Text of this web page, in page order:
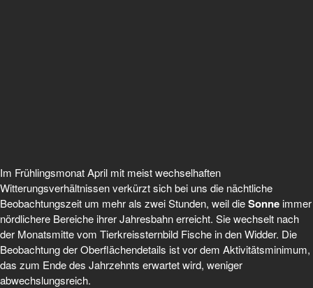
Im Frühlingsmonat April mit meist wechselhaften
Witterungsverhältnissen verkürzt sich bei uns die nächtliche
Beobachtungszeit um mehr als zwei Stunden, weil dieSonne immer
nördlichere Bereiche ihrer Jahresbahn erreicht. Sie wechselt nach
der Monatsmitte vom Tierkreissternbild Fische in den Widder. Die
Beobachtung der Oberflächendetails ist vor dem Aktivitätsminimum,
das zum Ende des Jahrzehnts erwartet wird, weniger
abwechslungsreich.